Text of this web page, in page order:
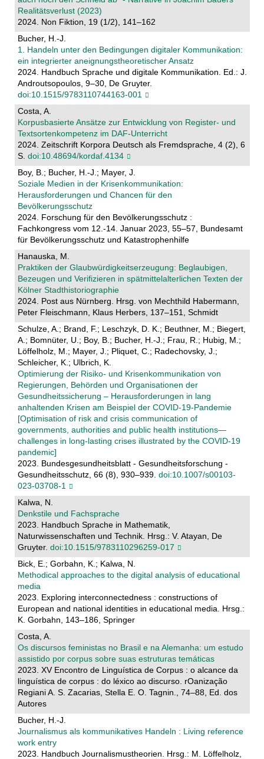
Realitätsverlust (2023)
2024. Non Fiktion, 19 (1/2), 141–162
Bucher, H.-J.
1. Handeln unter den Bedingungen digitaler Kommunikation:
ein integrierter aneignungstheoretischer Ansatz
2024. Handbuch Sprache und digitale Kommunikation. Ed.: J.
Androutsopoulos, 9–30, De Gruyter.
doi:10.1515/9783110744163-001
Costa, A.
Korpusbasierte Ansätze zur Entwicklung von Register- und
Textsortenkompetenz im DAF-Unterricht
2024. Zeitschrift Korpora Deutsch als Fremdsprache, 4 (2), 6
S. doi:10.48694/kordaf.4134
Boy, B.; Bucher, H.-J.; Mayer, J.
Soziale Medien in der Krisenkommunikation:
Herausforderungen und Chancen für den
Bevölkerungsschutz
2024. Forschung für den Bevölkerungsschutz :
Fachkongress vom 12.-14. Januar 2023, 55–57, Bundesamt
für Bevölkerungsschutz und Katastrophenhilfe
Hanauska, M.
Praktiken der Glaubwürdigkeitserzeugung: Beglaubigen,
Bezeugen und Verifizieren in spätmittelalterlichen Texten der
Kölner Stadthistoriographie
2024. Post aus Nürnberg. Hrsg. von Mechthild Habermann,
Peter Fleischmann, Klaus Herbers, 137–151, Schmidt
Schulze, A.; Brand, F.; Leschzyk, D. K.; Beuthner, M.; Biegert,
A.; Bomnüter, U.; Boy, B.; Bucher, H.-J.; Frau, R.; Hubig, M.;
Löffelholz, M.; Mayer, J.; Pliquet, C.; Radechovsky, J.;
Schleicher, K.; Ulbrich, K.
Optimierung der Risiko- und Krisenkommunikation von
Regierungen, Behörden und Organisationen der
Gesundheitssicherung – Herausforderungen in lang
anhaltenden Krisen am Beispiel der COVID-19-Pandemie
[Optimisation of risk and crisis communication of
governments, authorities and public health institutions—
challenges in long-lasting crises illustrated by the COVID-19
pandemic]
2023. Bundesgesundheitsblatt - Gesundheitsforschung -
Gesundheitsschutz, 66 (8), 930–939. doi:10.1007/s00103-
023-03708-1
Kalwa, N.
Denkstile und Fachsprache
2023. Handbuch Sprache in Mathematik,
Naturwissenschaften und Technik. Hrsg.: V. Atayan, De
Gruyter. doi:10.1515/9783110296259-017
Bick, E.; Gorbahn, K.; Kalwa, N.
Methodical approaches to the digital analysis of educational
media
2023. Exploring interconnectedness : constructions of
European and national identities in educational media. Hrsg.:
K. Gorbahn, 143–186, Springer
Costa, A.
Os discursos feministas no Brasil e na Alemanha: um estudo
assistido por corpus sobre suas estruturas temáticas
2023. XV Encontro de Linguística de Corpus : o alcance da
linguística de corpus : do léxico ao discurso. rOanização
Regiani A. S. Zacarias, Stella E. O. Tagnin., 74–88, Ed. dos
Autores
Bucher, H.-J.
Journalismus als kommunikatives Handeln : Living reference
work entry
2023. Handbuch Journalismustheorien. Hrsg.: M. Löffelholz,